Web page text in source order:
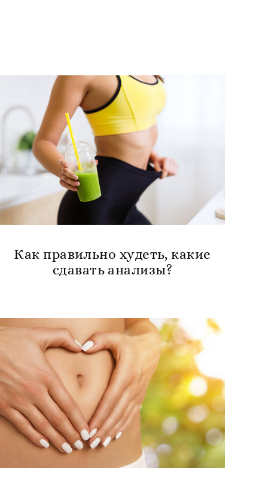
Как правильно худеть, какие
сдавать анализы?